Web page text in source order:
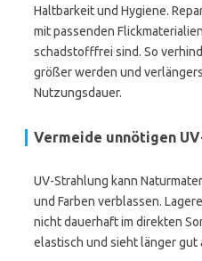
Haltbarkeit und Hygiene.
mit passenden
schadstofffrei sind. So
größer werden und
Nutzungsdauer.
Vermeide unnötigen
UV-Strahlung kann
und Farben verblassen.
nicht dauerhaft im direkten
elastisch und sieht länger gut